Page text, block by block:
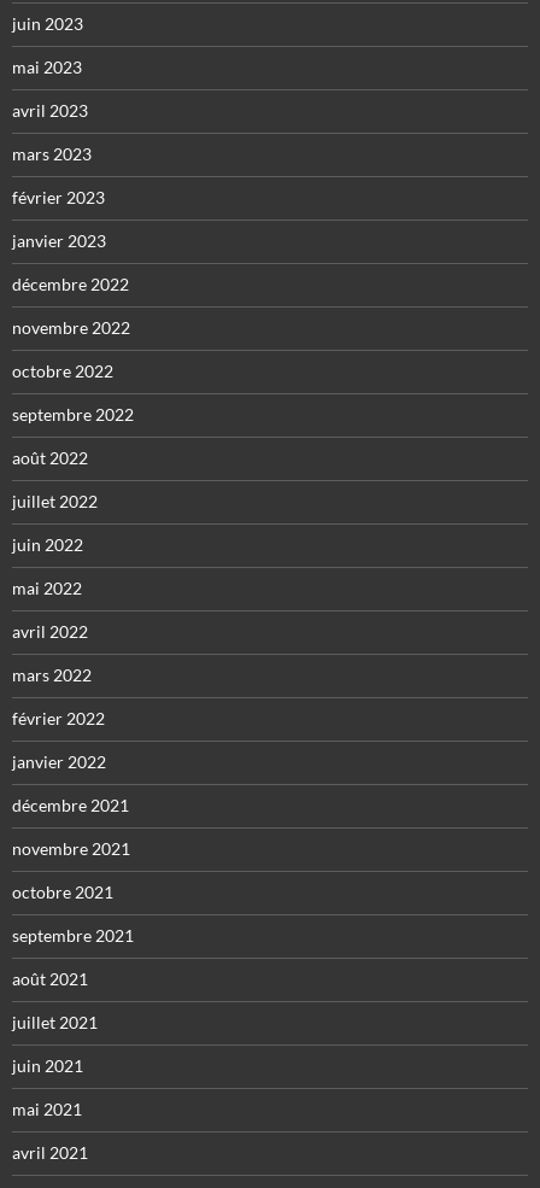
juin 2023
mai 2023
avril 2023
mars 2023
février 2023
janvier 2023
décembre 2022
novembre 2022
octobre 2022
septembre 2022
août 2022
juillet 2022
juin 2022
mai 2022
avril 2022
mars 2022
février 2022
janvier 2022
décembre 2021
novembre 2021
octobre 2021
septembre 2021
août 2021
juillet 2021
juin 2021
mai 2021
avril 2021